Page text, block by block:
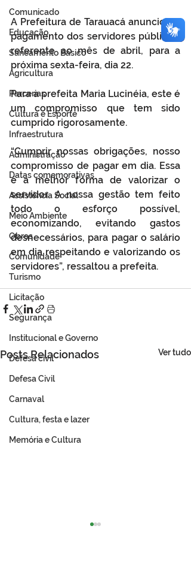
Comunicado
Educação
Saneamento Básico
Agricultura
Parcerias
Cultura e Esporte
Infraestrutura
Administração
Datas comemorativas
Assistência Social
Meio Ambiente
Obras
Comunidade
Turismo
Licitação
Segurança
Institucional e Governo
Defesa cívil
Defesa Civil
Carnaval
Cultura, festa e lazer
Memória e Cultura
A Prefeitura de Tarauacá anunciou o
pagamento dos servidores públicos,
referente ao mês de abril, para a
próxima sexta-feira, dia 22.
Para a prefeita Maria Lucinéia, este é
um compromisso que tem sido
cumprido rigorosamente.
“Cumprir nossas obrigações, nosso
compromisso de pagar em dia. Essa
é a melhor forma de valorizar o
servidor. A nossa gestão tem feito
todo o esforço possível,
economizando, evitando gastos
desnecessários, para pagar o salário
em dia respeitando e valorizando os
servidores”, ressaltou a prefeita.
Posts Relacionados Ver tudo